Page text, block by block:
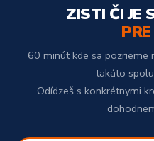
ZISTI ČI JE
60 minút kde sa pozrieme
takáto
Odídzeš s konkrétnymi